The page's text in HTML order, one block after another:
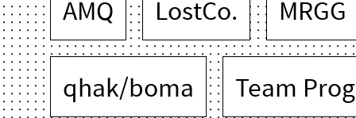
AMQ LostCo. MRGG
qhak/boma Team